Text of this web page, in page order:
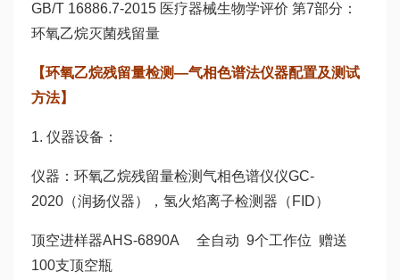
GB/T 16886.7-2015 医疗器械生物学评价 第7部分：
环氧乙烷灭菌残留量
【环氧乙烷残留量检测—气相色谱法仪器配置及测试
方法】
1. 仪器设备：
仪器：环氧乙烷残留量检测气相色谱仪仪GC-
2020（润扬仪器），氢火焰离子检测器（FID）
顶空进样器AHS-6890A 全自动 9个工作位 赠送
100支顶空瓶